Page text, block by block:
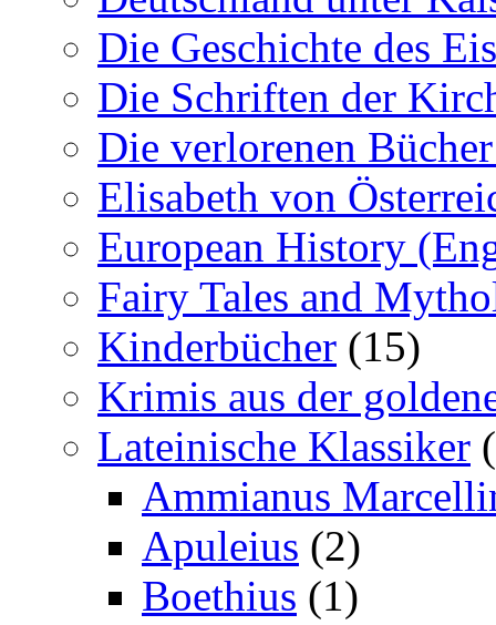
Die Geschichte des
Die Schriften der
Die verlorenen
Elisabeth von
European History
Fairy Tales and
Kinderbücher (15)
Krimis aus der
Lateinische Klassiker
Ammianus
Apuleius (2)
Boethius (1)